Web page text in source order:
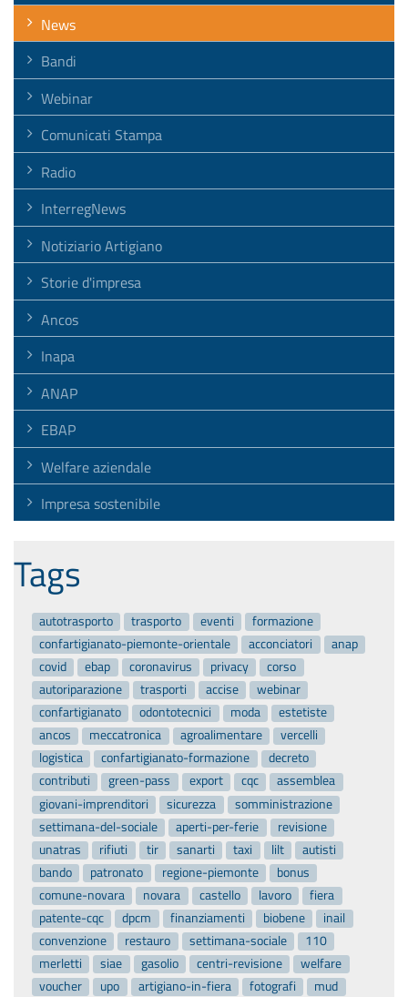
News
Bandi
Webinar
Comunicati Stampa
Radio
InterregNews
Notiziario Artigiano
Storie d'impresa
Ancos
Inapa
ANAP
EBAP
Welfare aziendale
Impresa sostenibile
Tags
autotrasporto trasporto eventi
formazione
confartigianato-piemonte-orientale
acconciatori
anap
covid
ebap coronavirus privacy
corso
autoriparazione
trasporti accise
webinar
confartigianato
odontotecnici moda
estetiste
ancos
meccatronica agroalimentare
vercelli
logistica
confartigianato-formazione
decreto
contributi
green-pass export cqc
assemblea
giovani-imprenditori
sicurezza
somministrazione
settimana-del-sociale
aperti-per-ferie
revisione
unatras
rifiuti tir sanarti taxi lilt
autisti
bando
patronato regione-piemonte
bonus
comune-novara
novara castello lavoro
fiera
patente-cqc
dpcm finanziamenti biobene
inail
convenzione
restauro settimana-sociale
110
merletti
siae gasolio centri-revisione
welfare
voucher
upo artigiano-in-fiera fotografi mud